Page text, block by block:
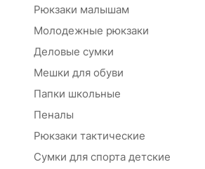
Рюкзаки малышам
Молодежные рюкзаки
Деловые сумки
Мешки для обуви
Папки школьные
Пеналы
Рюкзаки тактические
Сумки для спорта детские